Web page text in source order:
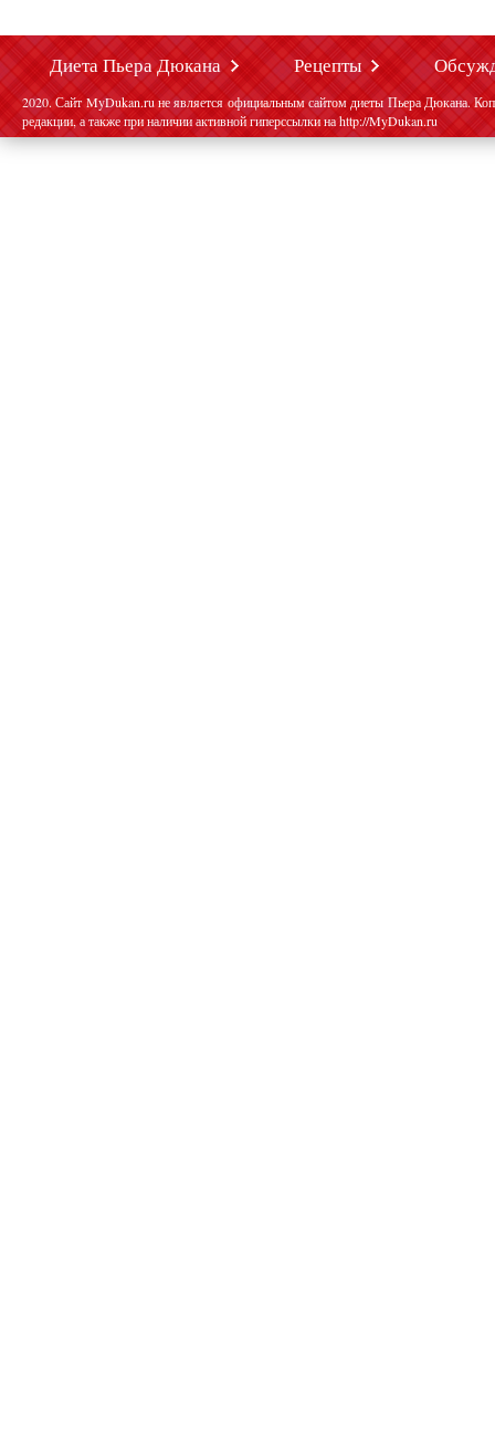
Диета Пьера Дюкана Рецепты
2020. Сайт MyDukan.ru не является официальным сайтом диеты Пьера Дюкана.
редакции, а также при наличии активной гиперссылки на http://MyDukan.ru